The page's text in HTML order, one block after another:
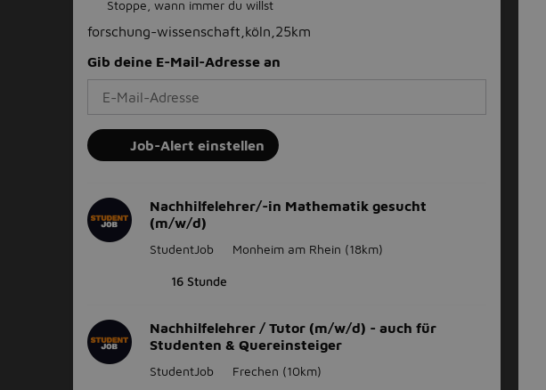
Stoppe, wann immer du willst
forschung-wissenschaft,köln,25km
Gib deine E-Mail-Adresse an
Job-Alert einstellen
Nachhilfelehrer/-in Mathematik gesucht
(m/w/d)
StudentJob Monheim am Rhein (18km)
16 Stunde
Nachhilfelehrer / Tutor (m/w/d) - auch für
Studenten & Quereinsteiger
StudentJob Frechen (10km)